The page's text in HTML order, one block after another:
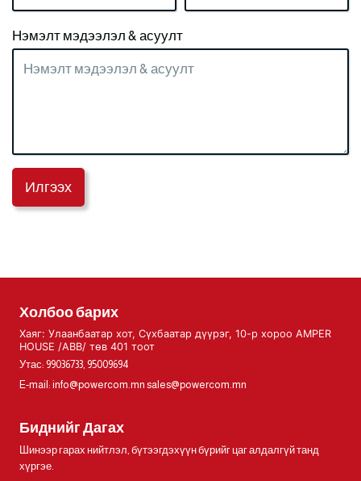
Нэмэлт мэдээлэл & асуулт
Илгээх
Холбоо барих
Хаяг: Улаанбаатар хот, Сүхбаатар дүүрэг, 10-р хороо AMPER
HOUSE /ABB/ төв 401 тоот
Утас: 99036733, 95009694
E-mail: info@powercom.mn sales@powercom.mn
Биднийг Дагах
Шинээр гарах нийтлэл, бүтээгдэхүүн бүрийг цаг алдалгүй танд
хүргэе.